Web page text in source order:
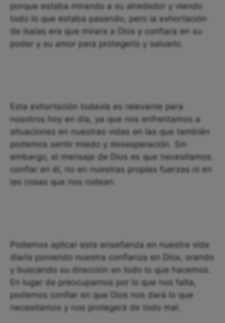
porque estaba mirando a su alrededor y viendo
todo lo que estaba pasando, pero la exhortación
de Isaías era que mirara a Dios y confiara en su
poder y su amor para protegerlo y salvarlo.
Esta exhortación todavía es relevante para
nosotros hoy en día, ya que nos enfrentamos a
situaciones en nuestras vidas en las que también
podemos sentir miedo y desesperación. Sin
embargo, el mensaje de Dios es que necesitamos
confiar en él, no en nuestras propias fuerzas ni en
las cosas que nos rodean.
Podemos aplicar esta enseñanza en nuestra vida
diaria poniendo nuestra confianza en Dios, orando
y buscando su dirección en todo lo que hacemos.
En lugar de preocuparnos por lo que nos falta,
podemos confiar en que Dios nos dará lo que
necesitamos y nos protegerá de todo mal.